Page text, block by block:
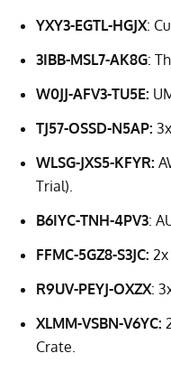
YXY3-EGTL-HGJX:
3IBB-MSL7-AK8G:
W0JJ-AFV3-TU5E:
TJ57-OSSD-N5AP:
WLSG-JXS5-KFYR:
Trial).
B6IYC-TNH-4PV3:
FFMC-5GZ8-S3JC:
R9UV-PEYJ-OXZX:
XLMM-VSBN-V6YC:
Crate.